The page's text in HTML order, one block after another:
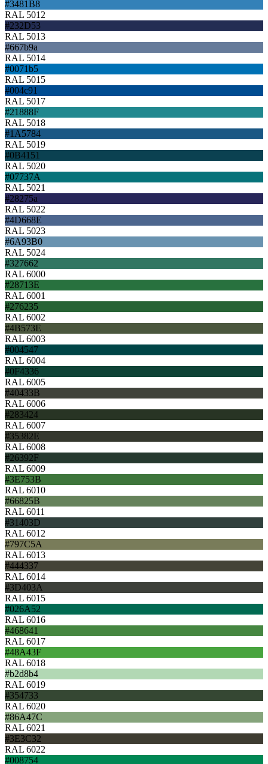
#3481B8
RAL 5012
#232D53
RAL 5013
#667b9a
RAL 5014
#0071b5
RAL 5015
#004c91
RAL 5017
#21888F
RAL 5018
#1A5784
RAL 5019
#0B4151
RAL 5020
#07737A
RAL 5021
#28275a
RAL 5022
#4D668E
RAL 5023
#6A93B0
RAL 5024
#327662
RAL 6000
#28713E
RAL 6001
#276235
RAL 6002
#4B573E
RAL 6003
#004547
RAL 6004
#0F4336
RAL 6005
#40433B
RAL 6006
#283424
RAL 6007
#35382E
RAL 6008
#26392F
RAL 6009
#3E753B
RAL 6010
#66825B
RAL 6011
#31403D
RAL 6012
#797C5A
RAL 6013
#444337
RAL 6014
#3D403A
RAL 6015
#026A52
RAL 6016
#468641
RAL 6017
#48A43F
RAL 6018
#b2d8b4
RAL 6019
#354733
RAL 6020
#86A47C
RAL 6021
#3E3C32
RAL 6022
#008754